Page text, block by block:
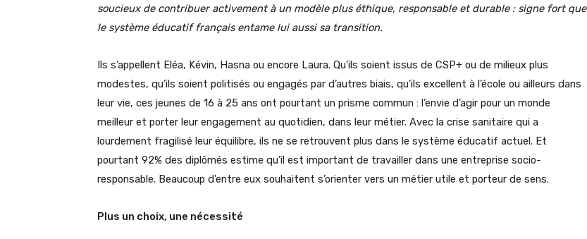
soucieux de contribuer activement à un modèle plus éthique, responsable et durable : signe fort que
le système éducatif français entame lui aussi sa transition.
Ils s’appellent Eléa, Kévin, Hasna ou encore Laura. Qu’ils soient issus de CSP+ ou de milieux plus
modestes, qu’ils soient politisés ou engagés par d’autres biais, qu’ils excellent à l’école ou ailleurs dans
leur vie, ces jeunes de 16 à 25 ans ont pourtant un prisme commun : l’envie d’agir pour un monde
meilleur et porter leur engagement au quotidien, dans leur métier. Avec la crise sanitaire qui a
lourdement fragilisé leur équilibre, ils ne se retrouvent plus dans le système éducatif actuel. Et
pourtant 92% des diplômés estime qu’il est important de travailler dans une entreprise socio-
responsable. Beaucoup d’entre eux souhaitent s’orienter vers un métier utile et porteur de sens.
Plus un choix, une nécessité